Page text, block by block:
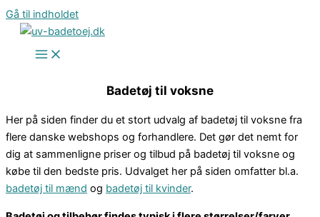
Gå til indholdet
Badetøj til voksne
Her på siden finder du et stort udvalg af badetøj til voksne fra
flere danske webshops og forhandlere. Det gør det nemt for
dig at sammenligne priser og tilbud på badetøj til voksne og
købe til den bedste pris. Udvalget her på siden omfatter bl.a.
badetøj til mænd og badetøj til kvinder.